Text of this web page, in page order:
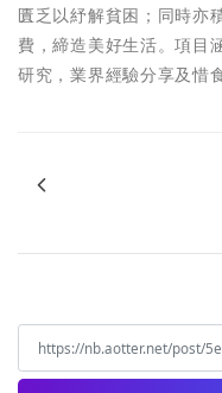
匱乏以紓解貧困；同時亦
費，締造美好生活。項目
研究，業界經驗分享及惜